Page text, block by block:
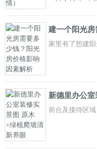
建一个阳光
影响因
家里有了想建
新德里办公
墙清新
前台及接待区域